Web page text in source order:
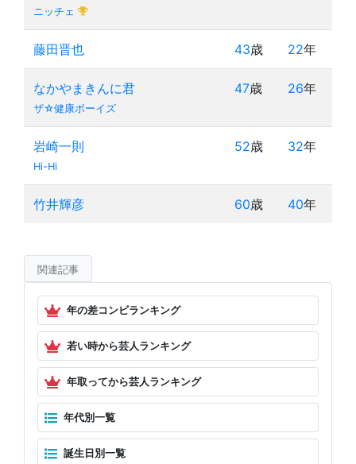
ニッチェ
藤田晋也 43歳 22年
なかやまきんに君
ザ☆健康ボーイズ
47歳 26年
岩崎一則
Hi-Hi
52歳 32年
竹井輝彦 60歳 40年
関連記事
年の差コンビランキング
若い時から芸人ランキング
年取ってから芸人ランキング
年代別一覧
誕生日別一覧